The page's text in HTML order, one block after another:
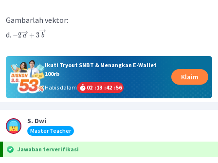
Gambarlah vektor:
d. −2 a + 3 b
Ikuti Tryout SNBT & Menangkan E-Wallet
100rb
Habis dalam
02 :13 :42 :56
Klaim
S. Dwi
Master Teacher
Jawaban terverifikasi